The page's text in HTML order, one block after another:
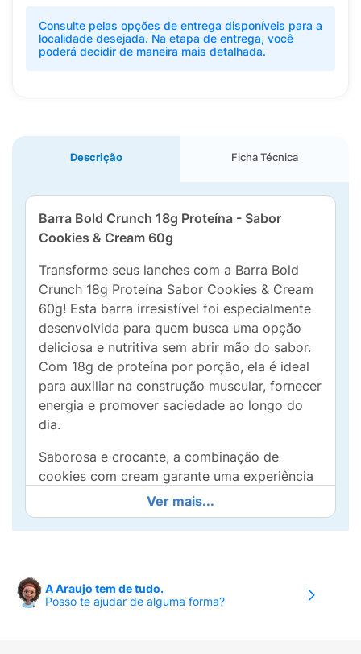
Consulte pelas opções de entrega disponíveis para a
localidade desejada. Na etapa de entrega, você
poderá decidir de maneira mais detalhada.
Descrição Ficha Técnica
Barra Bold Crunch 18g Proteína - Sabor
Cookies & Cream 60g
Transforme seus lanches com a Barra Bold
Crunch 18g Proteína Sabor Cookies & Cream
60g! Esta barra irresistível foi especialmente
desenvolvida para quem busca uma opção
deliciosa e nutritiva sem abrir mão do sabor.
Com 18g de proteína por porção, ela é ideal
para auxiliar na construção muscular, fornecer
energia e promover saciedade ao longo do
dia.
Saborosa e crocante, a combinação de
cookies com cream garante uma experiência
única a cada mordida, tornando-a a escolha
perfeita para um lanche entre refeições, um
reforço pós-treino ou até mesmo uma
seja para o trabalho, academia ou viagens.
Ver mais...
A Araujo tem de tudo.
Posso te ajudar de alguma forma?